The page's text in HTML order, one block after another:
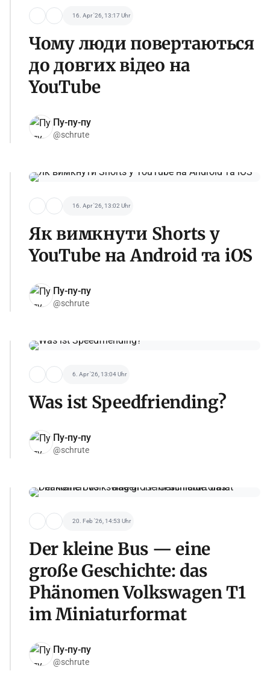
16. Apr '26, 13:17 Uhr
Чому люди повертаються
до довгих відео на
YouTube
Пу-пу-пу
@schrute
16. Apr '26, 13:02 Uhr
Як вимкнути Shorts у
YouTube на Android та iOS
Пу-пу-пу
@schrute
6. Apr '26, 13:04 Uhr
Was ist Speedfriending?
Пу-пу-пу
@schrute
20. Feb '26, 14:53 Uhr
Der kleine Bus — eine
große Geschichte: das
Phänomen Volkswagen T1
im Miniaturformat
Пу-пу-пу
@schrute